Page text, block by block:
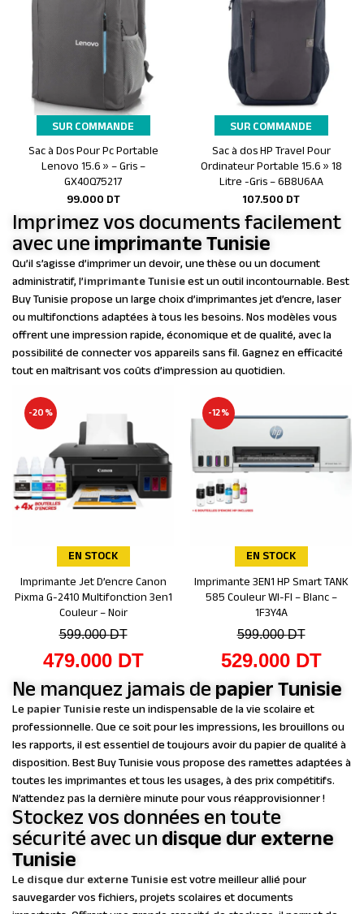
SUR COMMANDE
Ajouter au panier
Sac à Dos Pour Pc Portable
Lenovo 15.6 » – Gris –
GX40Q75217
99.000 DT
SUR COMMANDE
Ajouter au panier
Sac à dos HP Travel Pour
Ordinateur Portable 15.6 » 18
Litre -Gris – 6B8U6AA
107.500 DT
Imprimez vos documents facilement
avec uneimprimante Tunisie
Qu’il s’agisse d’imprimer un devoir, une thèse ou un document
administratif, l’imprimante Tunisieest un outil incontournable. Best
Buy Tunisie propose un large choix d’imprimantes jet d’encre, laser
ou multifonctions adaptées à tous les besoins. Nos modèles vous
offrent une impression rapide, économique et de qualité, avec la
possibilité de connecter vos appareils sans fil. Gagnez en efficacité
tout en maîtrisant vos coûts d’impression au quotidien.
-20%
EN STOCK
Ajouter au panier
Imprimante Jet D’encre Canon
Pixma G-2410 Multifonction 3en1
Couleur – Noir
599.000DT
479.000 DT
-12%
EN STOCK
Ajouter au panier
Imprimante 3EN1 HP Smart TANK
585 Couleur WI-FI – Blanc –
1F3Y4A
599.000DT
529.000 DT
Ne manquez jamais depapier Tunisie
Le papier Tunisiereste un indispensable de la vie scolaire et
professionnelle. Que ce soit pour les impressions, les brouillons ou
les rapports, il est essentiel de toujours avoir du papier de qualité à
disposition. Best Buy Tunisie vous propose des ramettes adaptées à
toutes les imprimantes et tous les usages, à des prix compétitifs.
N’attendez pas la dernière minute pour vous réapprovisionner !
Stockez vos données en toute
sécurité avec undisque dur externe
Tunisie
Le disque dur externe Tunisieest votre meilleur allié pour
sauvegarder vos fichiers, projets scolaires et documents